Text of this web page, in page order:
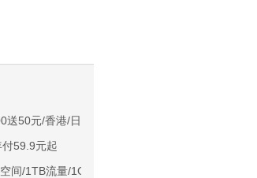
独立IP/香港原生IP
50元/香港/日本/美国机房/可选CN2 GIA网络
59.9元起
间/1TB流量/1Gbps端口/KVM/香港/国内优化